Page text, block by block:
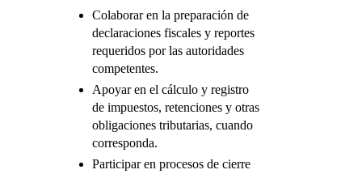
Colaborar en la preparación de
declaraciones fiscales y reportes
requeridos por las autoridades
competentes.
Apoyar en el cálculo y registro
de impuestos, retenciones y otras
obligaciones tributarias, cuando
corresponda.
Participar en procesos de cierre